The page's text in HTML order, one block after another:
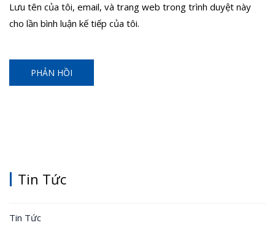
Lưu tên của tôi, email, và trang web trong trình duyệt này
cho lần bình luận kế tiếp của tôi.
Tin Tức
Tin Tức